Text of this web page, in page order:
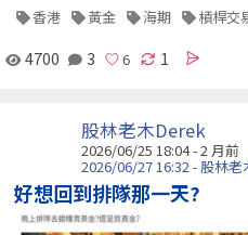
香港 黃金 海期 槓桿交
4700 3 1
股林老木Derek
2026/06/25 18:04 - 2 月前
2026/06/27 16:32 - 股林
好想回到排隊那一天?